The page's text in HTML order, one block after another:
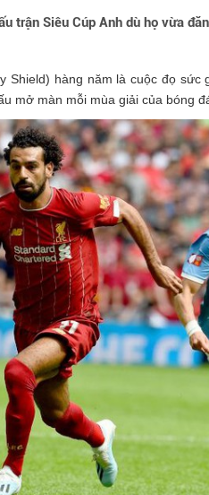
trận Siêu Cúp Anh dù họ vừa
Shield) hàng năm là cuộc đọ sức
mở màn mỗi mùa giải của bóng